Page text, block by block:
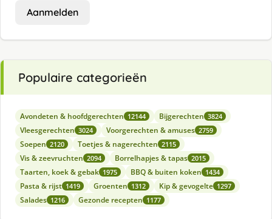
Aanmelden
Populaire categorieën
Avondeten & hoofdgerechten 12144 Bijgerechten 3824
Vleesgerechten 3024 Voorgerechten & amuses 2759
Soepen 2120 Toetjes & nagerechten 2115
Vis & zeevruchten 2094 Borrelhapjes & tapas 2015
Taarten, koek & gebak 1975 BBQ & buiten koken 1434
Pasta & rijst 1419 Groenten 1312 Kip & gevogelte 1297
Salades 1216 Gezonde recepten 1177